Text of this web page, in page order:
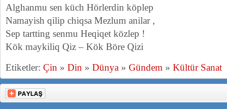
Alghanmu sen küch Hörlerdin köplep
Namayish qilip chiqsa Mezlum anilar ,
Sep tartting senmu Heqiqet közlep !
Kök maykiliq Qiz – Kök Böre Qizi
Etiketler: Çin » Din » Dünya » Gündem » Kültür Sanat